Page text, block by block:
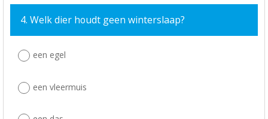
4. Welk dier houdt geen winterslaap?
een egel
een vleermuis